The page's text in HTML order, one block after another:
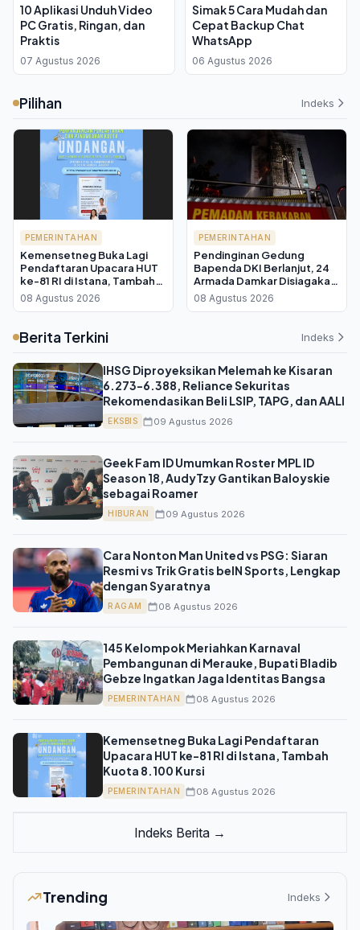
10 Aplikasi Unduh Video
PC Gratis, Ringan, dan
Praktis
07 Agustus 2026
Simak 5 Cara Mudah dan
Cepat Backup Chat
WhatsApp
06 Agustus 2026
Pilihan Indeks
PEMERINTAHAN
Kemensetneg Buka Lagi
Pendaftaran Upacara HUT
ke-81 RI di Istana, Tambah
Kuota 8.100 Kursi
08 Agustus 2026
PEMERINTAHAN
Pendinginan Gedung
Bapenda DKI Berlanjut, 24
Armada Damkar Disiagakan
Usai Kebakaran Lantai 11
08 Agustus 2026
Berita Terkini Indeks
IHSG Diproyeksikan Melemah ke Kisaran
6.273-6.388, Reliance Sekuritas
Rekomendasikan Beli LSIP, TAPG, dan AALI
EKSBIS 09 Agustus 2026
Geek Fam ID Umumkan Roster MPL ID
Season 18, AudyTzy Gantikan Baloyskie
sebagai Roamer
HIBURAN 09 Agustus 2026
Cara Nonton Man United vs PSG: Siaran
Resmi vs Trik Gratis beIN Sports, Lengkap
dengan Syaratnya
RAGAM 08 Agustus 2026
145 Kelompok Meriahkan Karnaval
Pembangunan di Merauke, Bupati Bladib
Gebze Ingatkan Jaga Identitas Bangsa
PEMERINTAHAN 08 Agustus 2026
Kemensetneg Buka Lagi Pendaftaran
Upacara HUT ke-81 RI di Istana, Tambah
Kuota 8.100 Kursi
PEMERINTAHAN 08 Agustus 2026
Indeks Berita →
Trending Indeks